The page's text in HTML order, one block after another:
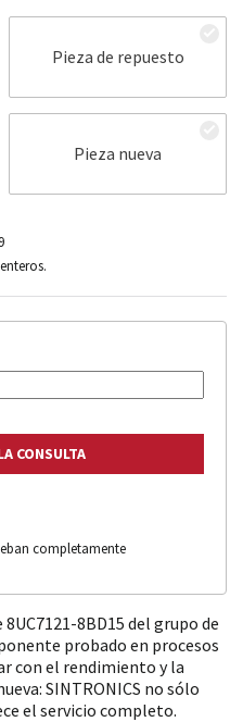
Pieza de repuesto
Pieza nueva
completamente
8BD15 del grupo de
probado en procesos
con el rendimiento y la
SINTRONICS no sólo
el servicio completo.